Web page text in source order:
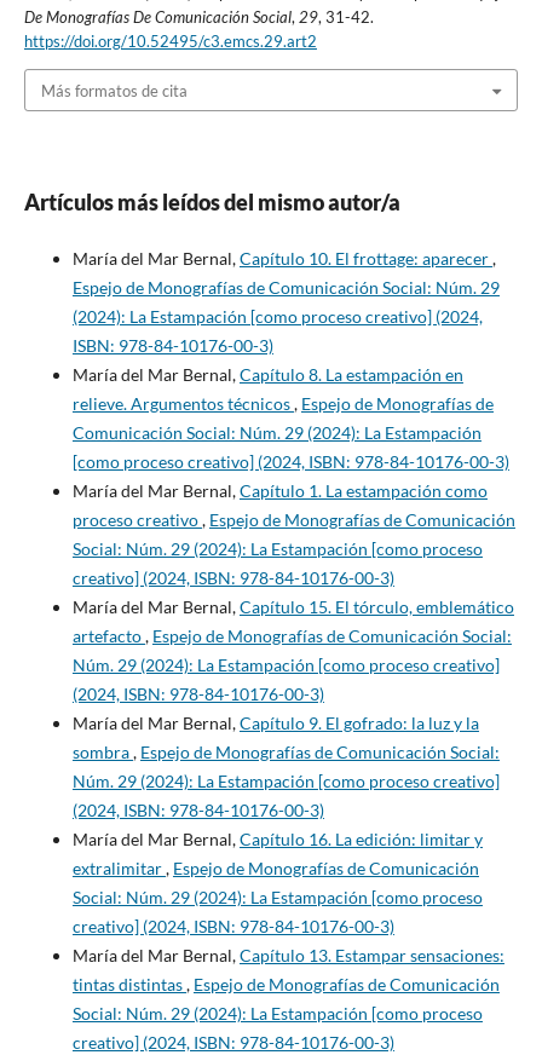
De Monografías De Comunicación Social,29, 31-42.
https://doi.org/10.52495/c3.emcs.29.art2
Más formatos de cita
Artículos más leídos del mismo autor/a
María del Mar Bernal,Capítulo 10. El frottage: aparecer,
Espejo de Monografías de Comunicación Social: Núm. 29
(2024): La Estampación [como proceso creativo] (2024,
ISBN: 978-84-10176-00-3)
María del Mar Bernal,Capítulo 8. La estampación en
relieve. Argumentos técnicos, Espejo de Monografías de
Comunicación Social: Núm. 29 (2024): La Estampación
[como proceso creativo] (2024, ISBN: 978-84-10176-00-3)
María del Mar Bernal,Capítulo 1. La estampación como
proceso creativo, Espejo de Monografías de Comunicación
Social: Núm. 29 (2024): La Estampación [como proceso
creativo] (2024, ISBN: 978-84-10176-00-3)
María del Mar Bernal,Capítulo 15. El tórculo, emblemático
artefacto, Espejo de Monografías de Comunicación Social:
Núm. 29 (2024): La Estampación [como proceso creativo]
(2024, ISBN: 978-84-10176-00-3)
María del Mar Bernal,Capítulo 9. El gofrado: la luz y la
sombra, Espejo de Monografías de Comunicación Social:
Núm. 29 (2024): La Estampación [como proceso creativo]
(2024, ISBN: 978-84-10176-00-3)
María del Mar Bernal,Capítulo 16. La edición: limitar y
extralimitar, Espejo de Monografías de Comunicación
Social: Núm. 29 (2024): La Estampación [como proceso
creativo] (2024, ISBN: 978-84-10176-00-3)
María del Mar Bernal,Capítulo 13. Estampar sensaciones:
tintas distintas, Espejo de Monografías de Comunicación
Social: Núm. 29 (2024): La Estampación [como proceso
creativo] (2024, ISBN: 978-84-10176-00-3)